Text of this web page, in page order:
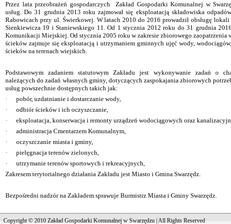
Przez lata przeobrażeń gospodarczych Zakład Gospodarki Komunalnej w
usług. Do 31 grudnia 2013 roku zajmował się eksploatacją składowiska
Rabowicach przy ul. Świerkowej. W latach 2010 do 2016 prowadził obsługę
Sienkiewicza 19 i Staniewskiego 11. Od 1 stycznia 2012 roku do 31 grudnia
Komunikacji Miejskiej. Od stycznia 2005 roku w zakresie zbiorowego zaopatrzenia
ścieków zajmuje się eksploatacją i utrzymaniem gminnych ujęć wody,
ścieków na terenach wiejskich.
Podstawowym zadaniem statutowym Zakładu jest wykonywanie zadań o
należących do zadań własnych gminy, dotyczących zaspokajania zbiorowych
usług powszechnie dostępnych takich jak:
· pobór, uzdatnianie i dostarczanie wody,
· odbiór ścieków i ich oczyszczanie,
· eksploatacja, konserwacja i remonty urządzeń wodociągowych oraz
· administracja Cmentarzem Komunalnym,
· oczyszczanie miasta i gminy,
· pielęgnacja terenów zielonych,
· utrzymanie terenów sportowych i rekreacyjnych,
Zakresem terytorialnego działania Zakładu jest Miasto i Gmina Swarzędz.
Bezpośredni nadzór na Zakładem sprawuje Burmistrz Miasta i Gminy Swarzędz.
Copyright © 2010 Zakład Gospodarki Komunalnej w Swarzędzu | All Rights Reserved